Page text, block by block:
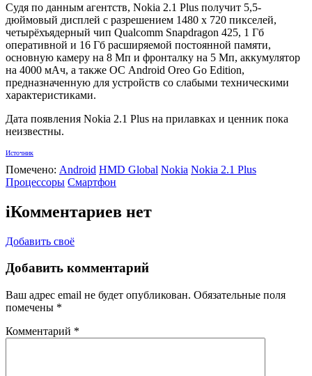
Судя по данным агентств, Nokia 2.1 Plus получит 5,5-
дюймовый дисплей с разрешением 1480 х 720 пикселей,
четырёхъядерный чип Qualcomm Snapdragon 425, 1 Гб
оперативной и 16 Гб расширяемой постоянной памяти,
основную камеру на 8 Мп и фронталку на 5 Мп, аккумулятор
на 4000 мАч, а также ОС Android Oreo Go Edition,
предназначенную для устройств со слабыми техническими
характеристиками.
Дата появления Nokia 2.1 Plus на прилавках и ценник пока
неизвестны.
Источник
Помечено: Android HMD Global Nokia Nokia 2.1 Plus
Процессоры Смартфон
iКомментариев нет
Добавить своё
Добавить комментарий
Ваш адрес email не будет опубликован. Обязательные поля
помечены *
Комментарий *